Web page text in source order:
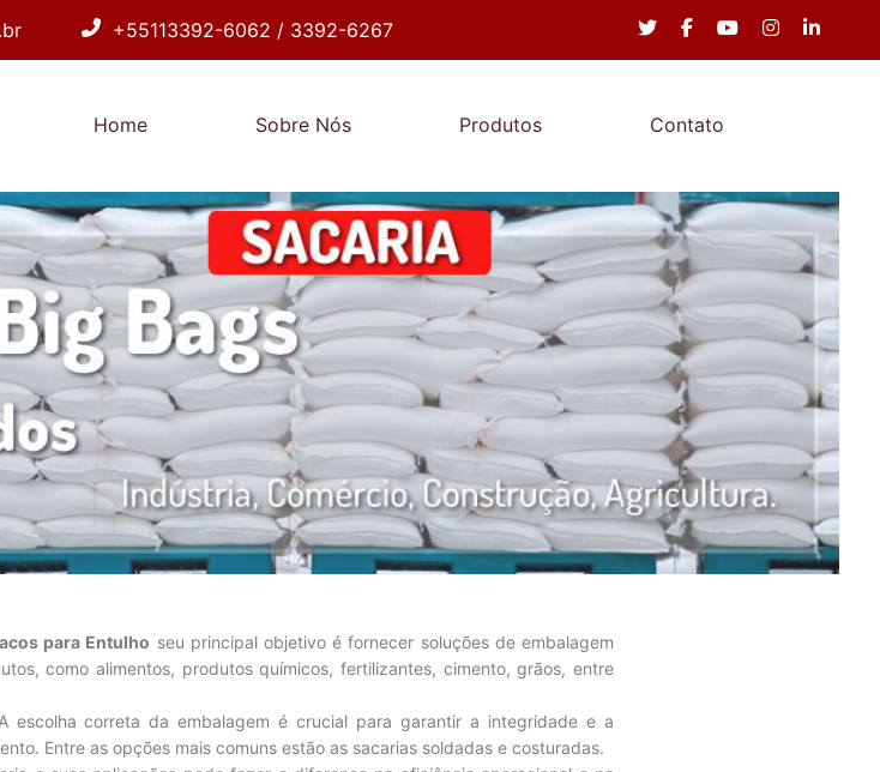
+55113392-6062 / 3392-6267
Home Sobre Nós Produtos Contato
para Entulho seu principal objetivo é fornecer soluções de embalagem
como alimentos, produtos químicos, fertilizantes, cimento, grãos, entre
escolha correta da embalagem é crucial para garantir a integridade e a
Entre as opções mais comuns estão as sacarias soldadas e costuradas.